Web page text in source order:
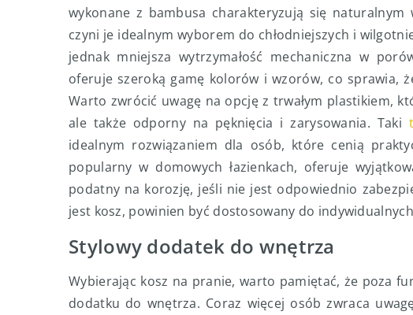
wykonane z bambusa charakteryzują się
czyni je idealnym wyborem do chłodniejszych i
jednak mniejsza wytrzymałość mechaniczna w
oferuje szeroką gamę kolorów i wzorów, co sprawia,
Warto zwrócić uwagę na opcję z trwałym plastikiem,
ale także odporny na pęknięcia i zarysowania. Taki
idealnym rozwiązaniem dla osób, które cenią
popularny w domowych łazienkach, oferuje
podatny na korozję, jeśli nie jest odpowiednio
jest kosz, powinien być dostosowany do
Stylowy dodatek do wnętrza
Wybierając kosz na pranie, warto pamiętać, że poza
dodatku do wnętrza. Coraz więcej osób zwraca